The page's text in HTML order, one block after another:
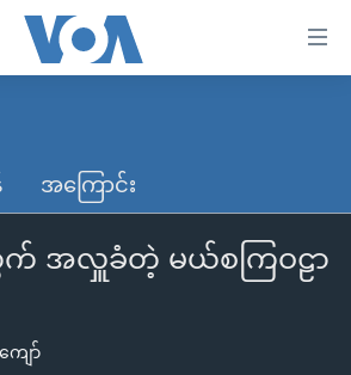
အလွန်
အကြောင်း
အလှူခံတဲ့ မယ်စကြဝဠာ
ျော်